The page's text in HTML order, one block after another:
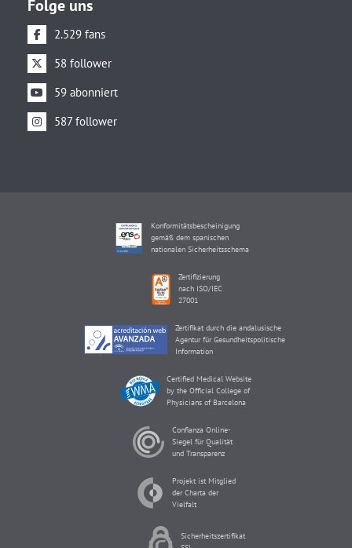
Folge uns
2.529 fans
58 follower
59 abonniert
587 follower
Konformitätsbescheinigung
gemäß dem spanischen
nationalen Sicherheitsschema
Zertifizierung
nach ISO/IEC
27001
Zertifikat durch die andalusische
Agentur für Gesundheitspolitische
Information
Certified Medical Website
by the Official College of
Physicians of Barcelona
Confianza Online-
Siegel für Qualität
und Transparenz
Projekt ist Mitglied
der Charta der
Vielfalt
Sicherheitszertifikat